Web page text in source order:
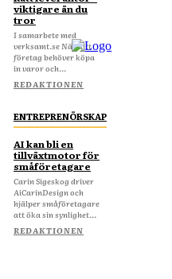
viktigare än du
tror
I samarbete med
verksamt.se När ditt
företag behöver köpa
in varor och...
REDAKTIONEN
ENTREPRENÖRSKAP
AI kan bli en
tillväxtmotor för
småföretagare
Carin Sigeskog driver
AiCarinDesign och
hjälper småföretagare
att öka sin synlighet...
REDAKTIONEN